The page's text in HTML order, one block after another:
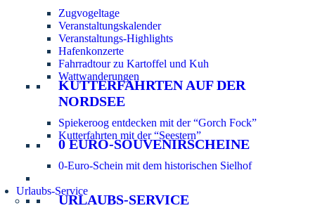
Zugvogeltage
Veranstaltungskalender
Veranstaltungs-Highlights
Hafenkonzerte
Fahrradtour zu Kartoffel und Kuh
Wattwanderungen
KUTTERFAHRTEN AUF DER
NORDSEE
Spiekeroog entdecken mit der “Gorch Fock”
Kutterfahrten mit der “Seestern”
0 EURO-SOUVENIRSCHEINE
0-Euro-Schein mit dem historischen Sielhof
Urlaubs-Service
URLAUBS-SERVICE